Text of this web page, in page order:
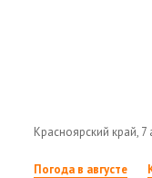
Красноярский край, 7
Погода в августе